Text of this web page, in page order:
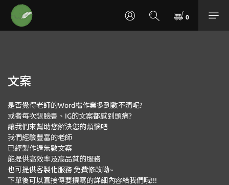
文案
是否覺得老師的Word檔作業多到數不清呢?
或者每次想臉書、IG的文案都感到頭痛?
讓我們來幫助您解決您的煩惱吧
我們經驗豐富的老師
已經製作過無數文案
能提供高效率及高品質的服務
也可提供客製化服務 免費修改呦~
下單後可以直接傳要撰寫的詳細內容給我們哦!!!